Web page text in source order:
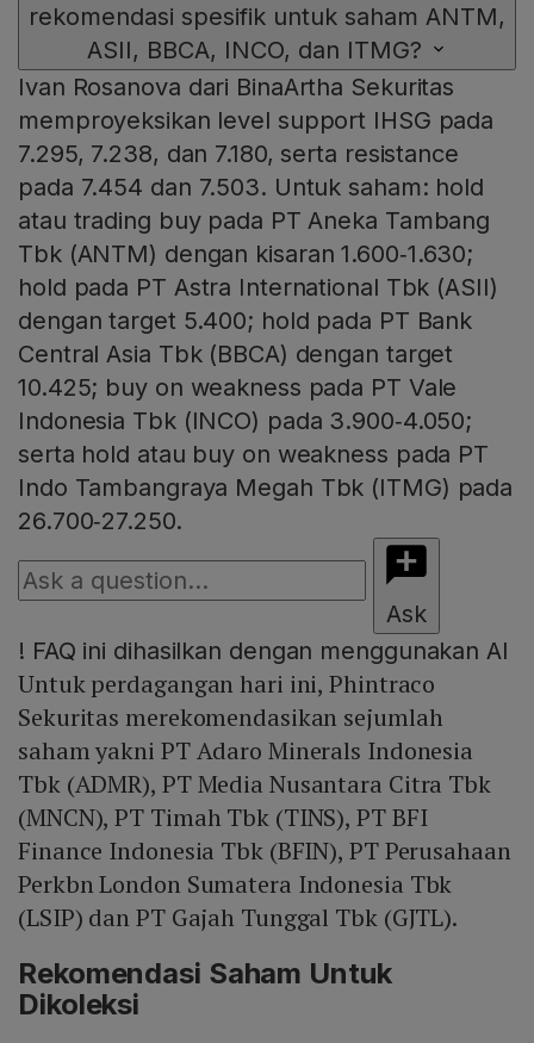
rekomendasi spesifik untuk saham ANTM,
ASII, BBCA, INCO, dan ITMG?
Ivan Rosanova dari BinaArtha Sekuritas
memproyeksikan level support IHSG pada
7.295, 7.238, dan 7.180, serta resistance
pada 7.454 dan 7.503. Untuk saham: hold
atau trading buy pada PT Aneka Tambang
Tbk (ANTM) dengan kisaran 1.600‑1.630;
hold pada PT Astra International Tbk (ASII)
dengan target 5.400; hold pada PT Bank
Central Asia Tbk (BBCA) dengan target
10.425; buy on weakness pada PT Vale
Indonesia Tbk (INCO) pada 3.900‑4.050;
serta hold atau buy on weakness pada PT
Indo Tambangraya Megah Tbk (ITMG) pada
26.700‑27.250.
Ask
! FAQ ini dihasilkan dengan menggunakan AI
Untuk perdagangan hari ini, Phintraco
Sekuritas merekomendasikan sejumlah
saham yakni PT Adaro Minerals Indonesia
Tbk (ADMR), PT Media Nusantara Citra Tbk
(MNCN), PT Timah Tbk (TINS), PT BFI
Finance Indonesia Tbk (BFIN), PT Perusahaan
Perkbn London Sumatera Indonesia Tbk
(LSIP) dan PT Gajah Tunggal Tbk (GJTL).
Rekomendasi Saham Untuk
Dikoleksi